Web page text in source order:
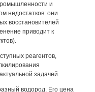
и
недостатков: они
восстановителей
приводит к
реагентов,
задачей.
водород. Его цена